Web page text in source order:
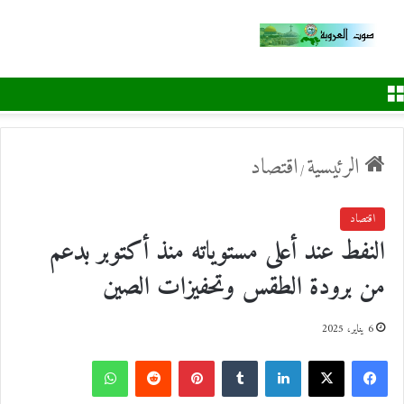
الرئيسية/اقتصاد
اقتصاد
النفط عند أعلى مستوياته منذ أكتوبر بدعم
من برودة الطقس وتحفيزات الصين
6 يناير، 2025